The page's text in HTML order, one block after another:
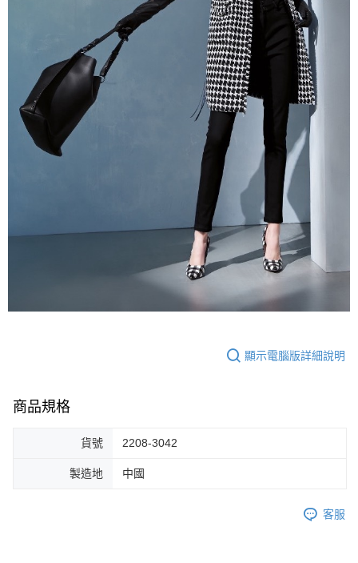
顯示電腦版詳細說明
商品規格
貨號 2208-3042
製造地 中國
客服